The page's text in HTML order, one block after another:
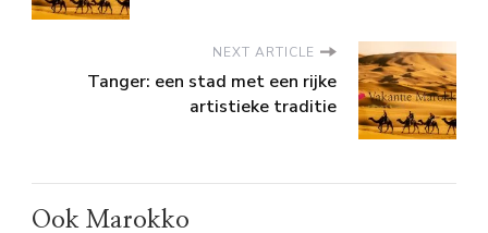
NEXT ARTICLE
Tanger: een stad met een rijke
artistieke traditie
Ook Marokko